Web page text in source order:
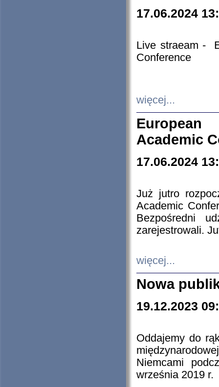
17.06.2024
Live straeam -
Conference
więcej...
European
Academic
17.06.2024
Już jutro
Academic
Bezpośredni
zarejestrowali.
więcej...
Nowa
19.12.2023
Oddajemy do
Niemcami
września 2019 r.